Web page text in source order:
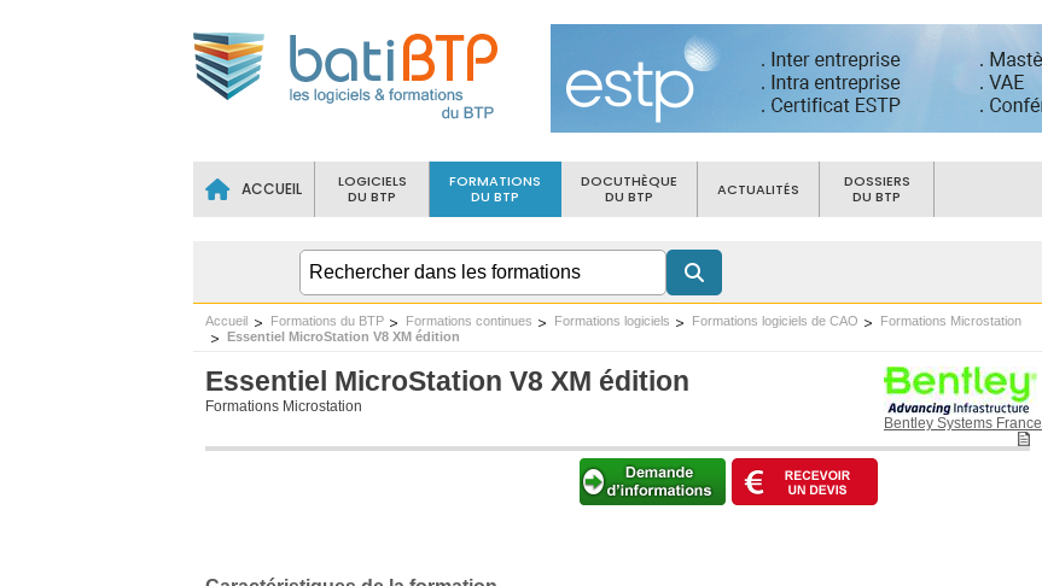
ACCUEIL
LOGICIELS
DU BTP
FORMATIONS
DU BTP
DOCUTHÈQUE
DU BTP
ACTUALITÉS
DOSSIERS
DU BTP
Accueil Formations du BTP Formations continues Formations logiciels Formations logiciels de CAO
Formations Microstation
Essentiel MicroStation V8 XM édition
Essentiel MicroStation V8 XM édition
Formations Microstation
Bentley Systems France